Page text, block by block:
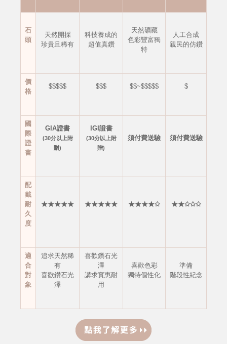
石
頭
天然開採
珍貴且稀有
科技養成的
超值真鑽
天然礦藏
色彩豐富獨
特
人工合成
親民的仿鑽
價
格
$$$$$ $$$ $$~$$$$$ $
國
際
證
書
GIA證書
(30分以上附
贈)
IGI證書
(30分以上附
贈)
須付費送驗 須付費送驗
配
戴
耐
久
度
★★★★★ ★★★★★ ★★★★✩ ★★✩✩✩
適
合
對
象
追求天然稀
有
喜歡鑽石光
澤
喜歡鑽石光
澤
講求實惠耐
用
喜歡色彩
獨特個性化
準備
階段性紀念